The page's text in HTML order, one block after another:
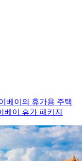
베이의 휴가용 주택
베이 휴가 패키지